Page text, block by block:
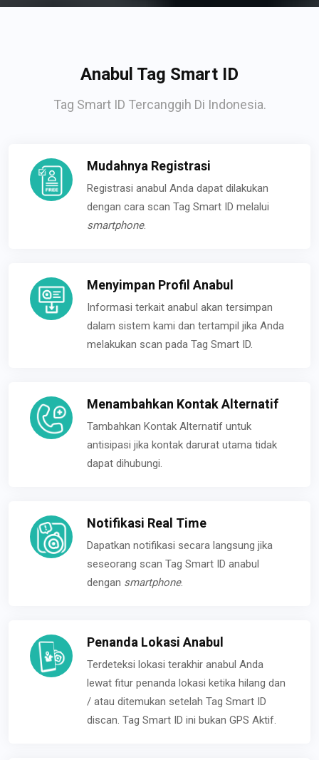
Anabul Tag Smart ID
Tag Smart ID Tercanggih Di Indonesia.
Mudahnya Registrasi
Registrasi anabul Anda dapat dilakukan
dengan cara scan Tag Smart ID melalui
smartphone.
Menyimpan Profil Anabul
Informasi terkait anabul akan tersimpan
dalam sistem kami dan tertampil jika Anda
melakukan scan pada Tag Smart ID.
Menambahkan Kontak Alternatif
Tambahkan Kontak Alternatif untuk
antisipasi jika kontak darurat utama tidak
dapat dihubungi.
Notifikasi Real Time
Dapatkan notifikasi secara langsung jika
seseorang scan Tag Smart ID anabul
dengan smartphone.
Penanda Lokasi Anabul
Terdeteksi lokasi terakhir anabul Anda
lewat fitur penanda lokasi ketika hilang dan
/ atau ditemukan setelah Tag Smart ID
discan. Tag Smart ID ini bukan GPS Aktif.